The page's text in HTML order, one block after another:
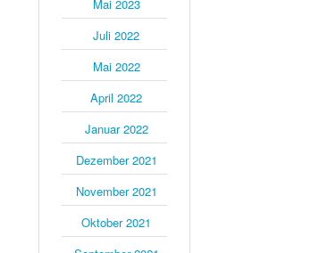
Mai 2023
Juli 2022
Mai 2022
April 2022
Januar 2022
Dezember 2021
November 2021
Oktober 2021